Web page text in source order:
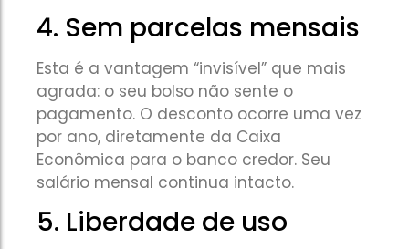
4. Sem parcelas mensais
Esta é a vantagem “invisível” que mais
agrada: o seu bolso não sente o
pagamento. O desconto ocorre uma vez
por ano, diretamente da Caixa
Econômica para o banco credor. Seu
salário mensal continua intacto.
5. Liberdade de uso